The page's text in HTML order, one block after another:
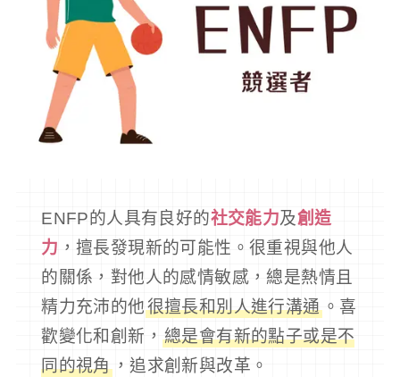
ENFP的人具有良好的社交能力及創造
力 ，擅長發現新的可能性。很重視與他人
的關係，對他人的感情敏感，總是熱情且
精力充沛的他很擅長和別人進行溝通。喜
歡變化和創新， 總是會有新的點子或是不
同的視角，追求創新與改革。